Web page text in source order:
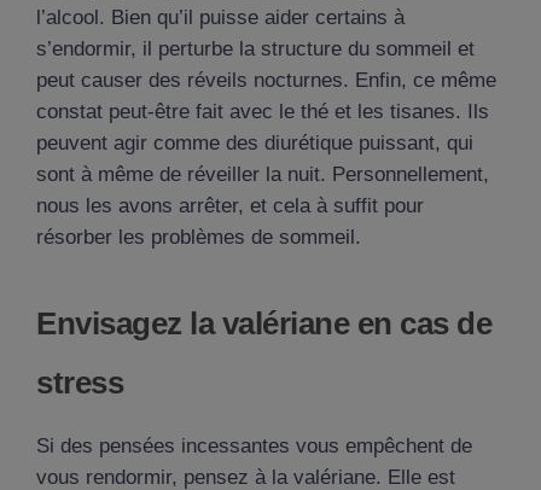
l’alcool. Bien qu’il puisse aider certains à
s’endormir, il perturbe la structure du sommeil et
peut causer des réveils nocturnes. Enfin, ce même
constat peut-être fait avec le thé et les tisanes. Ils
peuvent agir comme des diurétique puissant, qui
sont à même de réveiller la nuit. Personnellement,
nous les avons arrêter, et cela à suffit pour
résorber les problèmes de sommeil.
Envisagez la valériane en cas de
stress
Si des pensées incessantes vous empêchent de
vous rendormir, pensez à la valériane. Elle est